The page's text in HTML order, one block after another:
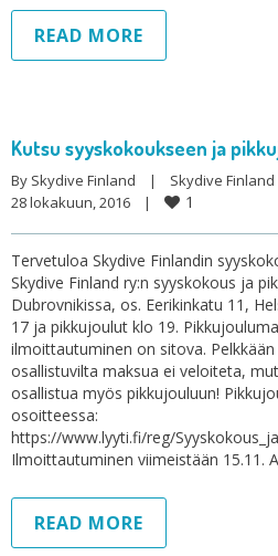
READ MORE
Kutsu syyskokoukseen ja
By Skydive Finland | Skydive Finland
28 lokakuun, 2016
| 1
Tervetuloa Skydive Finlandin
Skydive Finland ry:n syyskokous ja
Dubrovnikissa, os. Eerikinkatu 11,
17 ja pikkujoulut klo 19.
ilmoittautuminen on sitova.
osallistuvilta maksua ei veloiteta,
osallistua myös pikkujouluun!
osoitteessa:
https://www.lyyti.fi/reg/
Ilmoittautuminen viimeistään 15.11.
READ MORE